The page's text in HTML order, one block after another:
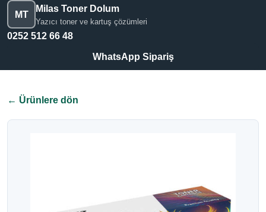
MT
Milas Toner Dolum
Yazıcı toner ve kartuş çözümleri
0252 512 66 48
WhatsApp Sipariş
← Ürünlere dön